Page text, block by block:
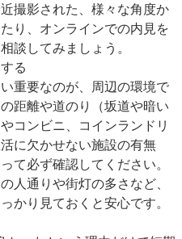
撮影された、様々な角度か
り、オンラインでの内見を
談してみましょう。
る
重要なのが、周辺の環境で
距離や道のり（坂道や暗い
コンビニ、コインランドリ
に欠かせない施設の有無
て必ず確認してください。
人通りや街灯の多さなど、
かり見ておくと安心です。